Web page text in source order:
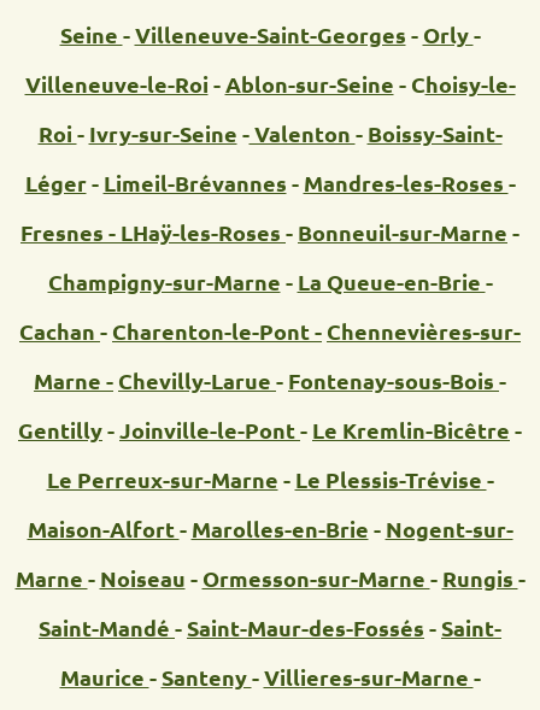
Seine -Villeneuve-Saint-Georges - Orly-
Villeneuve-le-Roi- Ablon-sur-Seine - Choisy-le-
Roi- Ivry-sur-Seine -Valenton - Boissy-Saint-
Léger- Limeil-Brévannes - Mandres-les-Roses -
Fresnes - LHaÿ-les-Roses - Bonneuil-sur-Marne -
Champigny-sur-Marne - La Queue-en-Brie -
Cachan - Charenton-le-Pont - Chennevières-sur-
Marne - Chevilly-Larue - Fontenay-sous-Bois -
Gentilly- Joinville-le-Pont - Le Kremlin-Bicêtre -
Le Perreux-sur-Marne - Le Plessis-Trévise -
Maison-Alfort - Marolles-en-Brie - Nogent-sur-
Marne - Noiseau - Ormesson-sur-Marne - Rungis -
Saint-Mandé - Saint-Maur-des-Fossés - Saint-
Maurice - Santeny-Villieres-sur-Marne -